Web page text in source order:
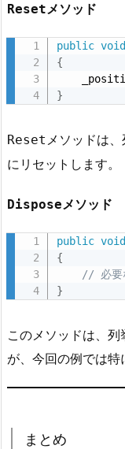
Resetメソッド
public void
{
}
Reset メソッドは
にリセットします。
Dispose メソッド
public void
{
// 必要
}
このメソッドは、
が、今回の例では特
まとめ